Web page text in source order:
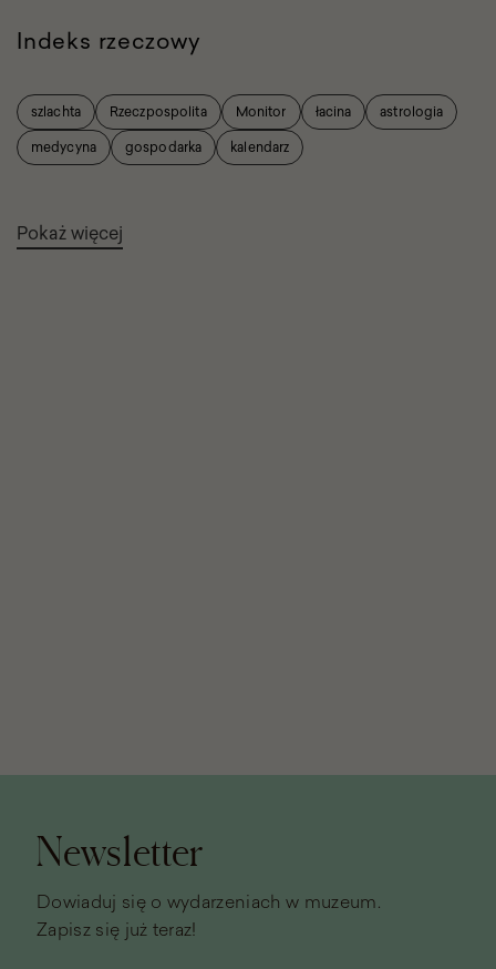
Indeks rzeczowy
szlachta Rzeczpospolita Monitor łacina
astrologia
medycyna
gospodarka kalendarz
Pokaż więcej
Stopka
Newsletter
Dowiaduj się o wydarzeniach w muzeum.
Zapisz się już teraz!